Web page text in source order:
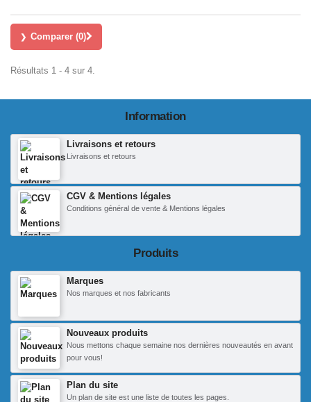
Comparer (0)
Résultats 1 - 4 sur 4.
Information
Livraisons et retours
Livraisons et retours
CGV & Mentions légales
Conditions général de vente & Mentions légales
Produits
Marques
Nos marques et nos fabricants
Nouveaux produits
Nous mettons chaque semaine nos dernières nouveautés en avant
pour vous!
Plan du site
Un plan de site est une liste de toutes les pages.